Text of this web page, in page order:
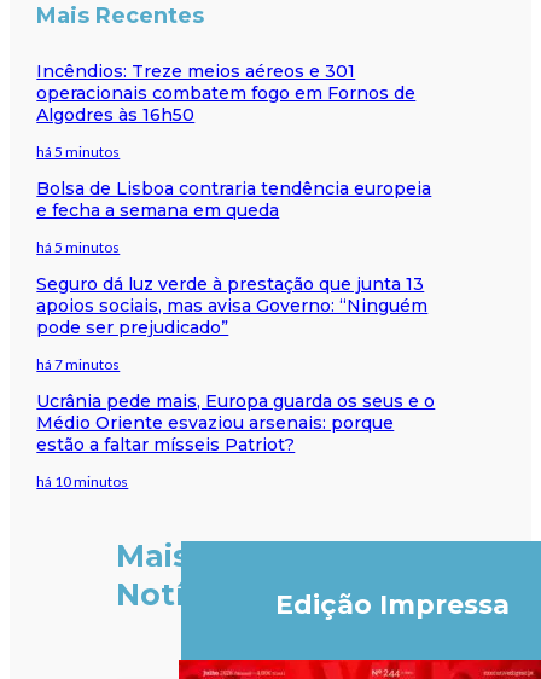
Mais Recentes
Incêndios: Treze meios aéreos e 301
operacionais combatem fogo em Fornos de
Algodres às 16h50
há 5 minutos
Bolsa de Lisboa contraria tendência europeia
e fecha a semana em queda
há 5 minutos
Seguro dá luz verde à prestação que junta 13
apoios sociais, mas avisa Governo: “Ninguém
pode ser prejudicado”
há 7 minutos
Ucrânia pede mais, Europa guarda os seus e o
Médio Oriente esvaziou arsenais: porque
estão a faltar mísseis Patriot?
há 10 minutos
Mais
Notícias
Edição Impressa